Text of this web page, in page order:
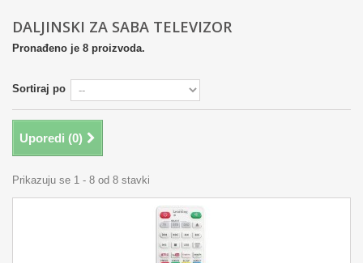
DALJINSKI ZA SABA TELEVIZOR
Pronađeno je 8 proizvoda.
Sortiraj po
Uporedi (0)
Prikazuju se 1 - 8 od 8 stavki